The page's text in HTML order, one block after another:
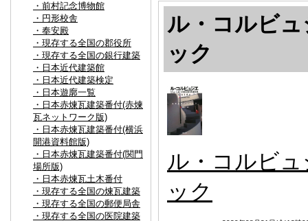
・前村記念博物館
・円形校舎
・奉安殿
・現存する全国の郡役所
・現存する全国の銀行建築
・日本近代建築館
・日本近代建築検定
・日本遊廓一覧
・日本赤煉瓦建築番付(赤煉
瓦ネットワーク版)
・日本赤煉瓦建築番付(横浜
開港資料館版)
・日本赤煉瓦建築番付(関門
場所版)
・日本赤煉瓦土木番付
・現存する全国の煉瓦建築
・現存する全国の郵便局舎
・現存する全国の医院建築
ル・コルビ
ック
ル・コルビ
ック